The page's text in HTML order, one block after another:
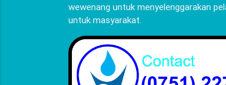
wewenang untuk menyelenggarakan
untuk masyarakat.